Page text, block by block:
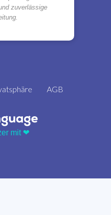
zuverlässige
AGB
mit ❤